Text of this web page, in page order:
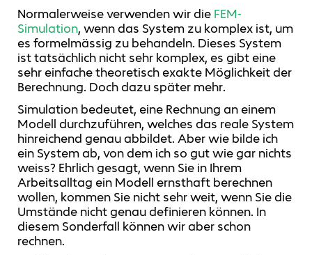
Normalerweise verwenden wir die FEM-
Simulation, wenn das System zu komplex ist, um
es formelmässig zu behandeln. Dieses System
ist tatsächlich nicht sehr komplex, es gibt eine
sehr einfache theoretisch exakte Möglichkeit der
Berechnung. Doch dazu später mehr.
Simulation bedeutet, eine Rechnung an einem
Modell durchzuführen, welches das reale System
hinreichend genau abbildet. Aber wie bilde ich
ein System ab, von dem ich so gut wie gar nichts
weiss? Ehrlich gesagt, wenn Sie in Ihrem
Arbeitsalltag ein Modell ernsthaft berechnen
wollen, kommen Sie nicht sehr weit, wenn Sie die
Umstände nicht genau definieren können. In
diesem Sonderfall können wir aber schon
rechnen.